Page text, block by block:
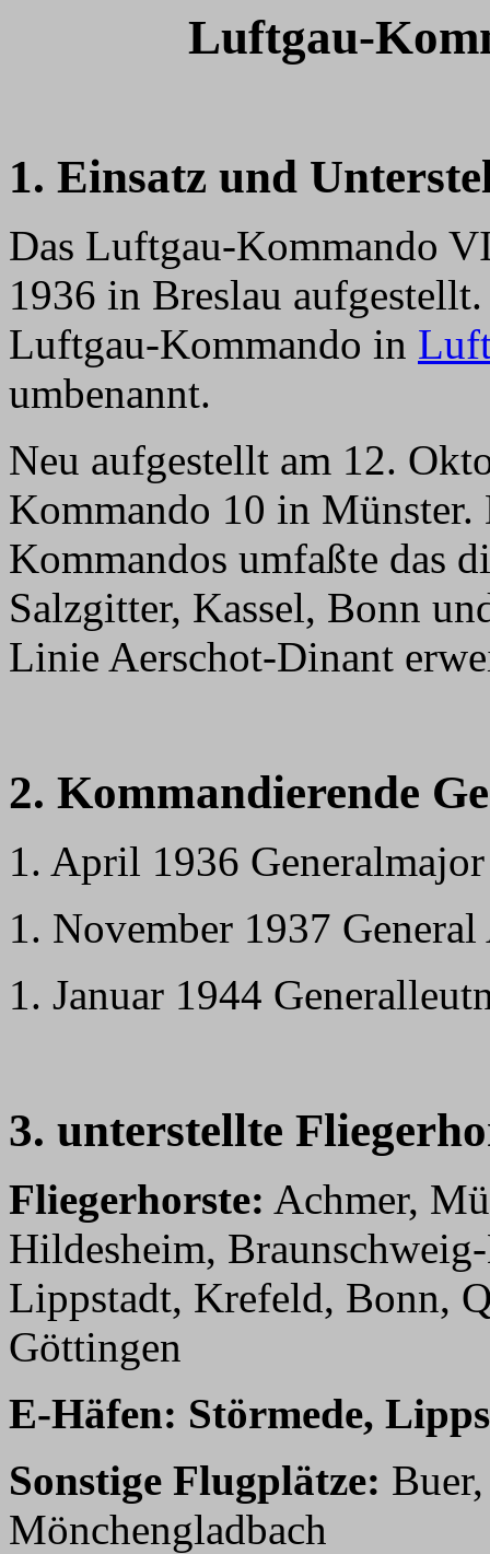
Luftgau-
1. Einsatz und
Das Luftgau-Kommando
1936 in Breslau
Luftgau-Kommando in
umbenannt.
Neu aufgestellt am 12.
Kommando 10 in Münster.
Kommandos umfaßte das
Salzgitter, Kassel, Bonn
Linie Aerschot-Dinant
2. Kommandierende
1. April 1936
1. November 1937
1. Januar 1944
3. unterstellte
Fliegerhorste: Achmer,
Hildesheim,
Lippstadt, Krefeld, Bonn,
Göttingen
E-Häfen: Störmede,
Sonstige Flugplätze:
Mönchengladbach